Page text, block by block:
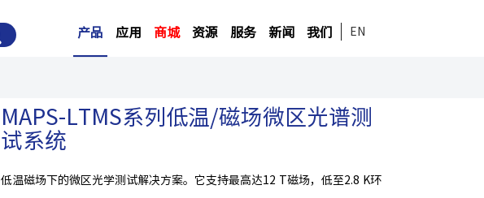
产品 应用 商城 资源 服务 新闻 我们 EN
MAPS-LTMS系列低温/磁场微区光谱测
试系统
低温磁场下的微区光学测试解决方案。它支持最高达12 T磁场，低至2.8 K环